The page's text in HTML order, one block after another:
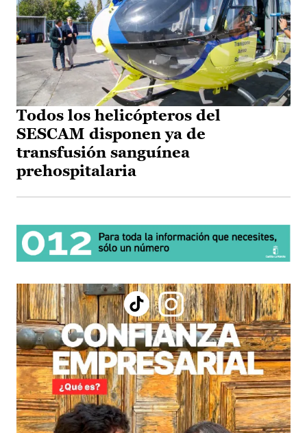
Todos los helicópteros del
SESCAM disponen ya de
transfusión sanguínea
prehospitalaria